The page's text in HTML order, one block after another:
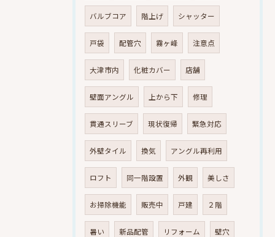
バルブコア 階上げ シャッター
戸袋 配管穴 霧ヶ峰 注意点
大津市内 化粧カバー 店舗
壁面アングル 上から下 修理
貫通スリーブ 現状復帰 緊急対応
外壁タイル 換気 アングル再利用
ロフト 同一階設置 外観 美しさ
お掃除機能 販売中 戸建 ２階
暑い 新品配管 リフォーム 壁穴